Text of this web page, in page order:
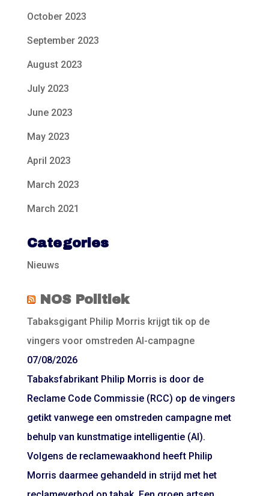
October 2023
September 2023
August 2023
July 2023
June 2023
May 2023
April 2023
March 2023
March 2021
Categories
Nieuws
NOS Politiek
Tabaksgigant Philip Morris krijgt tik op de
vingers voor omstreden AI-campagne
07/08/2026
Tabaksfabrikant Philip Morris is door de
Reclame Code Commissie (RCC) op de vingers
getikt vanwege een omstreden campagne met
behulp van kunstmatige intelligentie (AI).
Volgens de reclamewaakhond heeft Philip
Morris daarmee gehandeld in strijd met het